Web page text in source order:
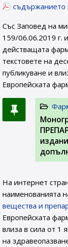
съдържанието
Със Заповед на
159/06.06.2019 г.
действащата
текстовете на
публикуване и
Европейската
На интернет
наименованията
вещества и
Европейската
влиза в сила от 1
на